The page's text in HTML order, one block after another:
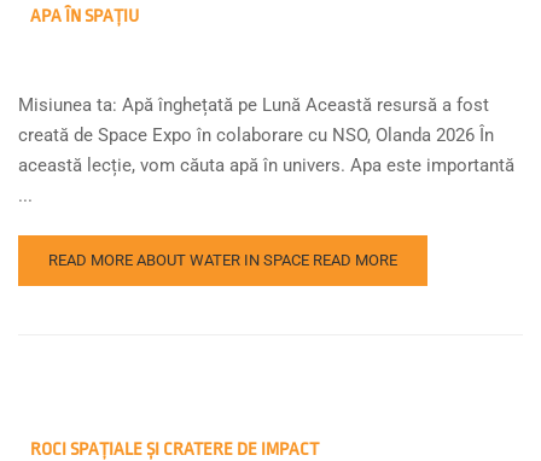
APA ÎN SPAȚIU
Misiunea ta: Apă înghețată pe Lună Această resursă a fost
creată de Space Expo în colaborare cu NSO, Olanda 2026 În
această lecție, vom căuta apă în univers. Apa este importantă
...
READ MORE ABOUT WATER IN SPACE READ MORE
ROCI SPAȚIALE ȘI CRATERE DE IMPACT